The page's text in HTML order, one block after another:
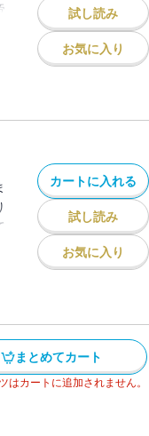
試し読み
お気に入り
カートに入れる
試し読み
お気に入り
まとめてカート
カートに追加されません。